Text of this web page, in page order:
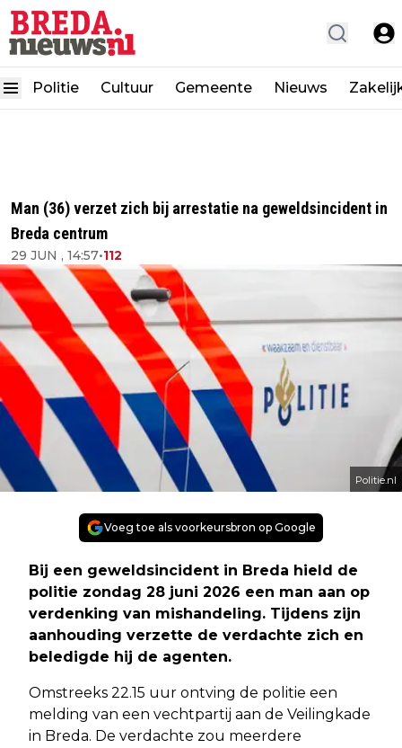
Politie Cultuur Gemeente Nieuws
Man (36) verzet zich bij arrestatie na geweldsincident in
Breda centrum
29 JUN , 14:57•112
Politie.nl
Voeg toe als voorkeursbron op Google
Bij een geweldsincident in Breda hield de
politie zondag 28 juni 2026 een man aan op
verdenking van mishandeling. Tijdens zijn
aanhouding verzette de verdachte zich en
beledigde hij de agenten.
Omstreeks 22.15 uur ontving de politie een
melding van een vechtpartij aan de Veilingkade
in Breda. De verdachte zou meerdere